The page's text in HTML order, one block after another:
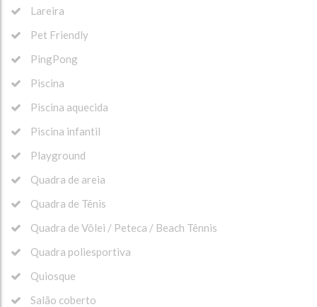
Lareira
Pet Friendly
PingPong
Piscina
Piscina aquecida
Piscina infantil
Playground
Quadra de areia
Quadra de Tênis
Quadra de Vôlei / Peteca / Beach Tênnis
Quadra poliesportiva
Quiosque
Salão coberto